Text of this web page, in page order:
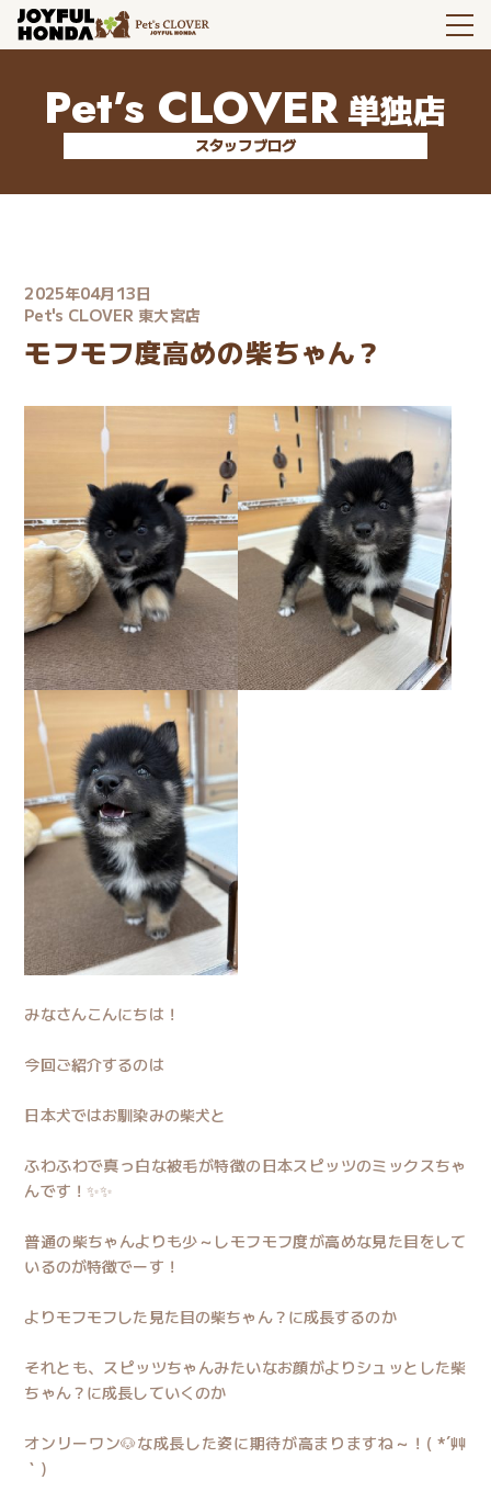
Pet’s CLOVER 単独店
スタッフブログ
2025年04月13日
Pet's CLOVER 東大宮店
モフモフ度高めの柴ちゃん？
みなさんこんにちは！
今回ご紹介するのは
日本犬ではお馴染みの柴犬と
ふわふわで真っ白な被毛が特徴の日本スピッツのミックスちゃ
んです！✨✨
普通の柴ちゃんよりも少～しモフモフ度が高めな見た目をして
いるのが特徴でーす！
よりモフモフした見た目の柴ちゃん？に成長するのか
それとも、スピッツちゃんみたいなお顔がよりシュッとした柴
ちゃん？に成長していくのか
オンリーワン🐶な成長した姿に期待が高まりますね～！( *´艸
｀)